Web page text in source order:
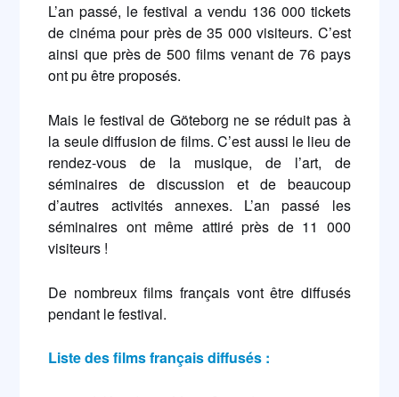
L’an passé, le festival a vendu 136 000 tickets
de cinéma pour près de 35 000 visiteurs. C’est
ainsi que près de 500 films venant de 76 pays
ont pu être proposés.
Mais le festival de Göteborg ne se réduit pas à
la seule diffusion de films. C’est aussi le lieu de
rendez-vous de la musique, de l’art, de
séminaires de discussion et de beaucoup
d’autres activités annexes. L’an passé les
séminaires ont même attiré près de 11 000
visiteurs !
De nombreux films français vont être diffusés
pendant le festival.
Liste des films français diffusés :